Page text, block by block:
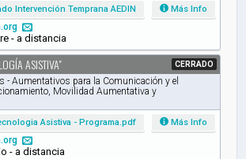
Más Info
Intervención Temprana AEDIN
- a distancia
CERRADO
ASISTIVA"
- Aumentativos para la Comunicación y el
Movilidad Aumentativa y
Más Info
Asistiva - Programa.pdf
- a distancia